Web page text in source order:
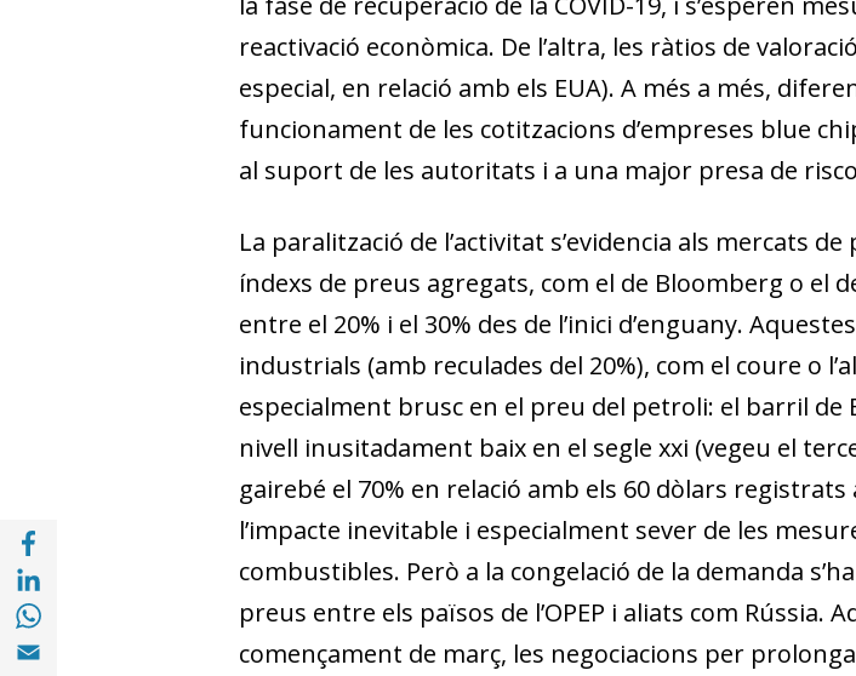
Compartir a Facebook (opens in a new window)
Compartir a with Linkedin (opens in a new window)
Compartir a with Whatsapp (opens in a new window)
Compartir a Email (opens in a new window)
reactivació econòmica. De l’altra, les ràtios de
especial, en relació amb els EUA). A més a més,
funcionament de les cotitzacions d’empreses blue
al suport de les autoritats i a una major presa de
La paralització de l’activitat s’evidencia als mercats
índexs de preus agregats, com el de Bloomberg o el
entre el 20% i el 30% des de l’inici d’enguany.
industrials (amb reculades del 20%), com el coure o
especialment brusc en el preu del petroli: el barril de
nivell inusitadament baix en el segle xxi (vegeu el
gairebé el 70% en relació amb els 60 dòlars registrats
l’impacte inevitable i especialment sever de les
combustibles. Però a la congelació de la demanda
preus entre els països de l’OPEP i aliats com Rússia.
començament de març, les negociacions per